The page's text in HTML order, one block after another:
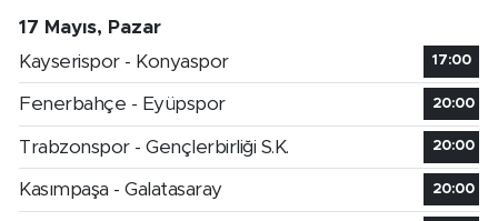
17 Mayıs, Pazar
Kayserispor - Konyaspor
17:00
Fenerbahçe - Eyüpspor 20:00
Trabzonspor - Gençlerbirliği S.K. 20:00
Kasımpaşa - Galatasaray 20:00